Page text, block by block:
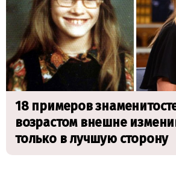
18 примеров
возрастом внешне
только в лучшую сторону